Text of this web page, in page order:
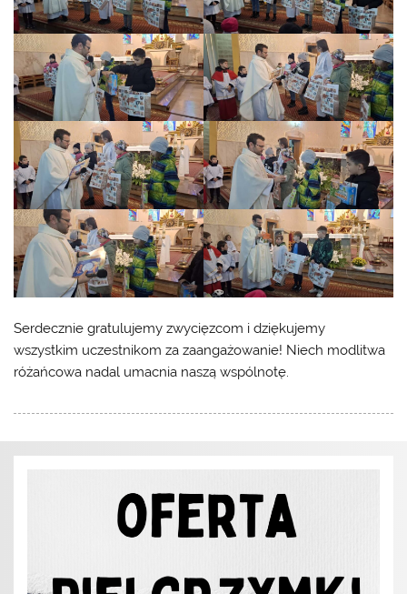
Serdecznie gratulujemy zwycięzcom i dziękujemy
wszystkim uczestnikom za zaangażowanie! Niech modlitwa
różańcowa nadal umacnia naszą wspólnotę.